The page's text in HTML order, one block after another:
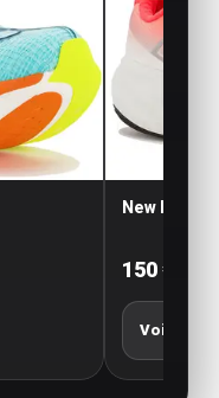
New
150 €
Voir le